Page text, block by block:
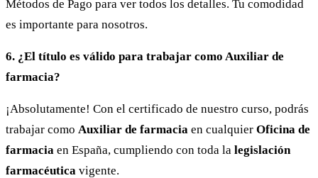
Métodos de Pago para ver todos los detalles. Tu comodidad
es importante para nosotros.
6. ¿El título es válido para trabajar como Auxiliar de
farmacia?
¡Absolutamente! Con el certificado de nuestro curso, podrás
trabajar como Auxiliar de farmacia en cualquier Oficina de
farmacia en España, cumpliendo con toda la legislación
farmacéutica vigente.